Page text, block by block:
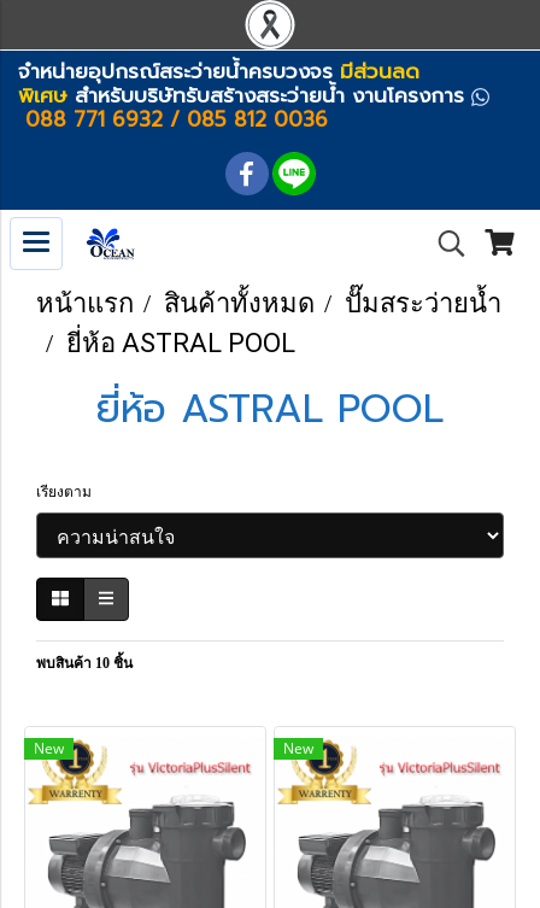
จำหน่ายอุปกรณ์สระว่ายน้ำครบวงจร มีส่วนลด
พิเศษ สำหรับบริษัทรับสร้างสระว่ายน้ำ งานโครงการ
088 771 6932 / 085 812 0036
หน้าแรก สินค้าทั้งหมด
ปั๊มสระว่ายน้ำ
ยี่ห้อ ASTRAL POOL
ยี่ห้อ ASTRAL POOL
เรียงตาม
พบสินค้า 10 ชิ้น
New New